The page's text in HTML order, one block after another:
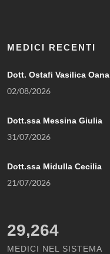
MEDICI RECENTI
Dott. Ostafi Vasilica Oana
02/08/2026
Dott.ssa Messina Giulia
31/07/2026
Dott.ssa Midulla Cecilia
21/07/2026
29,264
MEDICI NEL SISTEMA